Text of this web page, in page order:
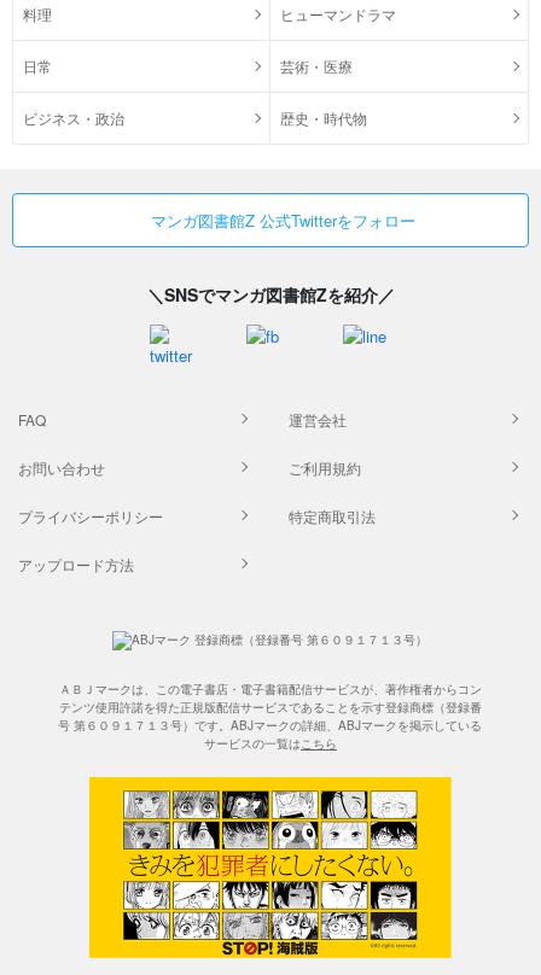
料理 ヒューマンドラマ
日常 芸術・医療
ビジネス・政治 歴史・時代物
マンガ図書館Z 公式Twitterをフォロー
＼SNSでマンガ図書館Zを紹介／
FAQ 運営会社
お問い合わせ ご利用規約
プライバシーポリシー 特定商取引法
アップロード方法
ＡＢＪマークは、この電子書店・電子書籍配信サービスが、著作権者からコン
テンツ使用許諾を得た正規版配信サービスであることを示す登録商標（登録番
号 第６０９１７１３号）です。ABJマークの詳細、ABJマークを掲示している
サービスの一覧はこちら